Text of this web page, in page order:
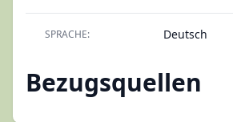
SPRACHE: Deutsch
Bezugsquellen